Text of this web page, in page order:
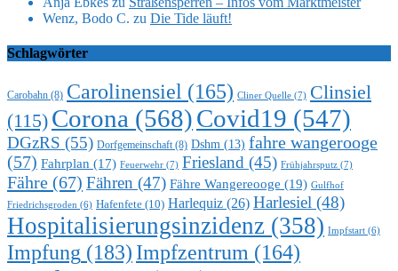
Wenz, Bodo C. zu Die Tide läuft!
Schlagwörter
Carobahn (8) Carolinensiel (165) Cliner Quelle (7) Clinsiel
(115) Corona (568)Covid19 (547)
DGzRS (55) Dorfgemeinschaft(8) Dshm (13) fahre wangerooge
(57) Fahrplan (17) Feuerwehr (7) Friesland (45) Frühjahrsputz (7)
Fähre (67) Fähren (47) Fähre Wangereooge (19) Gulfhof
Friedrichsgroden (6) Hafenfete (10) Harlequiz (26) Harlesiel (48)
Hospitalisierungsinzidenz (358) Impfstart (6)
Impfung (183) Impfzentrum (164)